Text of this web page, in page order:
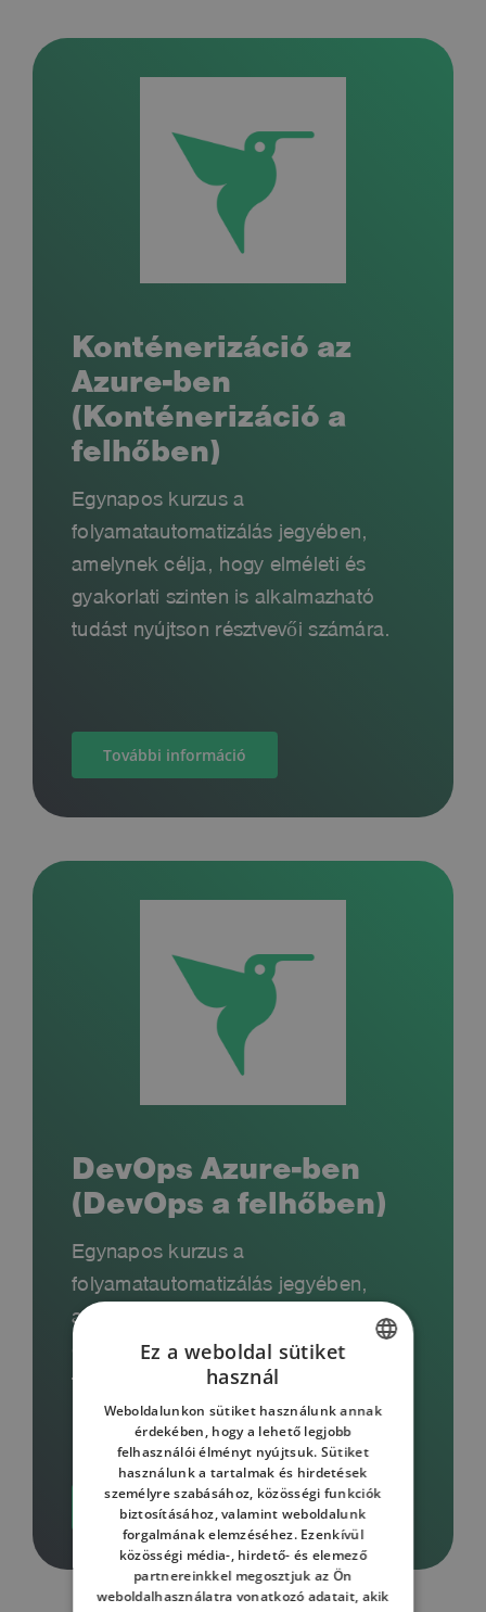
Konténerizáció az
Azure-ben
(Konténerizáció a
felhőben)
Egynapos kurzus a
folyamatautomatizálás jegyében,
amelynek célja, hogy elméleti és
gyakorlati szinten is alkalmazható
tudást nyújtson résztvevői számára.
További információ
DevOps Azure-ben
(DevOps a felhőben)
Egynapos kurzus a
folyamatautomatizálás jegyében,
amelynek célja, hogy elméleti és
gyakorlati szinten is alkalmazható
tudást nyújtson résztvevői számára.
További információ
HUNGARIAN
Ez a weboldal sütiket
használ
Weboldalunkon sütiket használunk annak
érdekében, hogy a lehető legjobb
felhasználói élményt nyújtsuk. Sütiket
használunk a tartalmak és hirdetések
személyre szabásához, közösségi funkciók
biztosításához, valamint weboldalunk
forgalmának elemzéséhez. Ezenkívül
közösségi média-, hirdető- és elemező
partnereinkkel megosztjuk az Ön
weboldalhasználatra vonatkozó adatait, akik